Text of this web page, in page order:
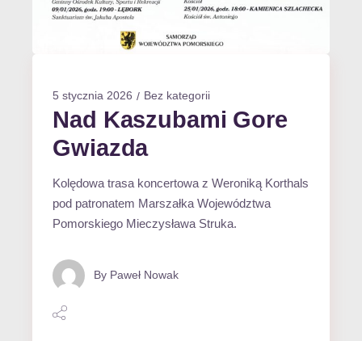
5 stycznia 2026 Bez kategorii
Nad Kaszubami Gore
Gwiazda
Kolędowa trasa koncertowa z Weroniką Korthals
pod patronatem Marszałka Województwa
Pomorskiego Mieczysława Struka.
By Paweł Nowak